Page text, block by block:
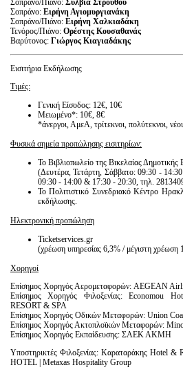
Σοπράνο/Πιάνο: Σύλβια Στρούθου
Σοπράνο: Ειρήνη Αγιομυργιανάκη
Σοπράνο/Πιάνο: Ειρήνη Χαλκιαδάκη
Τενόρος/Πιάνο: Ορέστης Κουσαθανάς
Βαρύτονος: Γιώργος Κιαγιαδάκης
Εισιτήρια Εκδήλωσης
Τιμές:
Γενική Είσοδος: 12€, 10€
Μειωμένο*: 10€, 8€
*άνεργοι, ΑμεΑ, τρίτεκνοι, πολύτεκνοι,
Φυσικά σημεία προπώλησης εισιτηρίων:
Το Βιβλιοπωλείο της Βικελαίας Δημοτικής
(Δευτέρα, Τετάρτη, Σάββατο: 09:30 -
09:30 - 14:00 & 17:30 - 20:30, τηλ.
Το Πολιτιστικό Συνεδριακό Κέντρο
εκδήλωσης.
Ηλεκτρονική προπώληση
Ticketservices.gr
(χρέωση υπηρεσίας 6,3% / μέγιστη χρέωση
Χορηγοί
Επίσημος Χορηγός Αερομεταφορών: AEGEAN
Επίσημος Χορηγός Φιλοξενίας: Economou
RESORT & SPA
Επίσημος Χορηγός Οδικών Μεταφορών: Union
Επίσημος Χορηγός Ακτοπλοϊκών Μεταφορών:
Επίσημος Χορηγός Εκπαίδευσης: ΣΑΕΚ ΑΚΜΗ
Υποστηρικτές Φιλοξενίας: Καραταράκης Hotel
HOTEL | Metaxas Hospitality Group